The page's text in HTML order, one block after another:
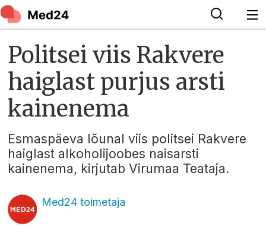
Politsei viis Rakvere
haiglast purjus arsti
kainenema
Esmaspäeva lõunal viis politsei Rakvere
haiglast alkoholijoobes naisarsti
kainenema, kirjutab Virumaa Teataja.
Med24 toimetaja